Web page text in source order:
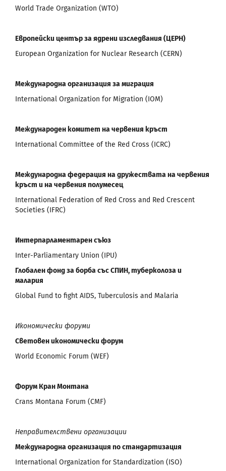
World Trade Organization (WTO)
Европейски център за ядрени изследвания (ЦЕРН)
European Organization for Nuclear Research (CERN)
Международна организация за миграция
International Organization for Migration (IOM)
Международен комитет на червения кръст
International Committee of the Red Cross (ICRC)
Международна федерация на дружествата на червения
кръст и на червения полумесец
International Federation of Red Cross and Red Crescent
Societies (IFRC)
Интерпарламентарен съюз
Inter-Parliamentary Union (IPU)
Глобален фонд за борба със СПИН, туберколоза и
малария
Global Fund to fight AIDS, Tuberculosis and Malaria
Икономически форуми
Световен икономически форум
World Economic Forum (WEF)
Форум Кран Монтана
Crans Montana Forum (CMF)
Неправителствени организации
Международна организация по стандартизация
International Organization for Standardization (ISO)